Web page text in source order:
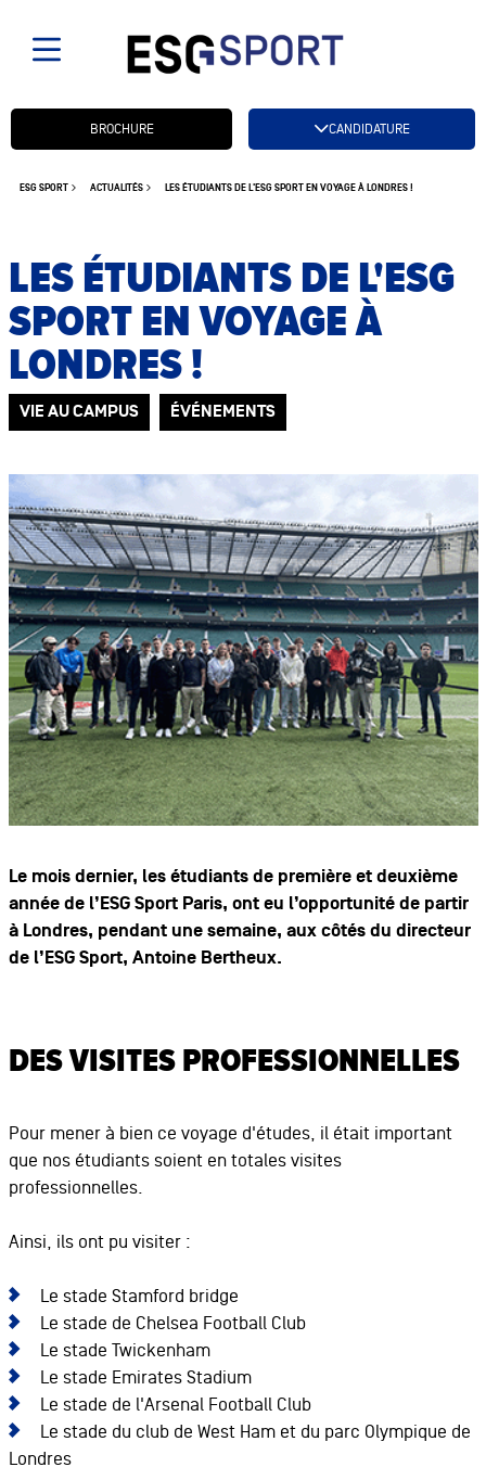
ESG SPORT ACTUALITÉS LES ÉTUDIANTS DE L'ESG SPORT EN VOYAGE À LONDRES !
LES ÉTUDIANTS DE L'ESG
SPORT EN VOYAGE À
LONDRES !
VIE AU CAMPUS ÉVÉNEMENTS
Le mois dernier, les étudiants de première et deuxième
année de l’ESG Sport Paris, ont eu l’opportunité de partir
à Londres, pendant une semaine, aux côtés du directeur
de l’ESG Sport, Antoine Bertheux.
DES VISITES PROFESSIONNELLES
Pour mener à bien ce voyage d'études, il était important
que nos étudiants soient en totales visites
professionnelles.
Ainsi, ils ont pu visiter :
Le stade Stamford bridge
Le stade de Chelsea Football Club
Le stade Twickenham
Le stade Emirates Stadium
Le stade de l'Arsenal Football Club
Le stade du club de West Ham et du parc Olympique de
Londres
CANDIDATURE
Candidatez btnBROCHURE